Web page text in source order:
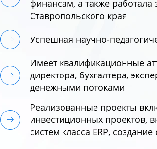
финансам, а также
Ставропольского края
Успешная научно-
Имеет квалификационные
директора, бухгалтера,
денежными потоками
Реализованные проекты
инвестиционных проектов,
систем класса ERP,